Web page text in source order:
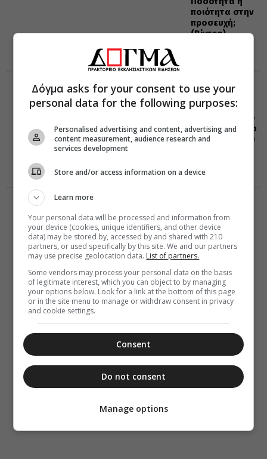
ποιότητα στην
προσευχή;
(Βίντεο)
ΕΟΡΤΟΛΟΓΙΟ
0:41
Σαν σήμερα το
1823 πεθαίνει ο
αγωνιστής του
08 Αυγούστου 2026
21:12
Λογισμοί και η
εν Χριστώ
ειρήνη
Δόγμα asks for your consent to use your
personal data for the following purposes:
Personalised advertising and content, advertising and
content measurement, audience research and
services development
Store and/or access information on a device
Learn more
Your personal data will be processed and information from
your device (cookies, unique identifiers, and other device
data) may be stored by, accessed by and shared with 210
partners, or used specifically by this site. We and our partners
may use precise geolocation data. List of partners.
Some vendors may process your personal data on the basis
of legitimate interest, which you can object to by managing
your options below. Look for a link at the bottom of this page
or in the site menu to manage or withdraw consent in privacy
and cookie settings.
Consent
Do not consent
Manage options